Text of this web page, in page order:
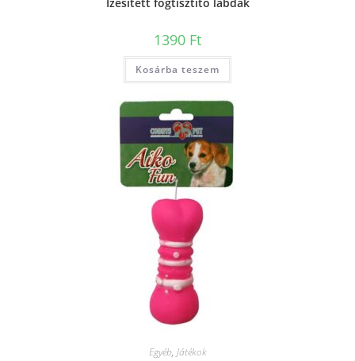
1390 Ft
Kosárba teszem
Egyéb, Játékok